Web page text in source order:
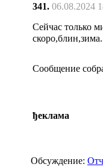
341. 06.08.2024
Сейчас только
Сообщение
ђеклама
Обсуждение: